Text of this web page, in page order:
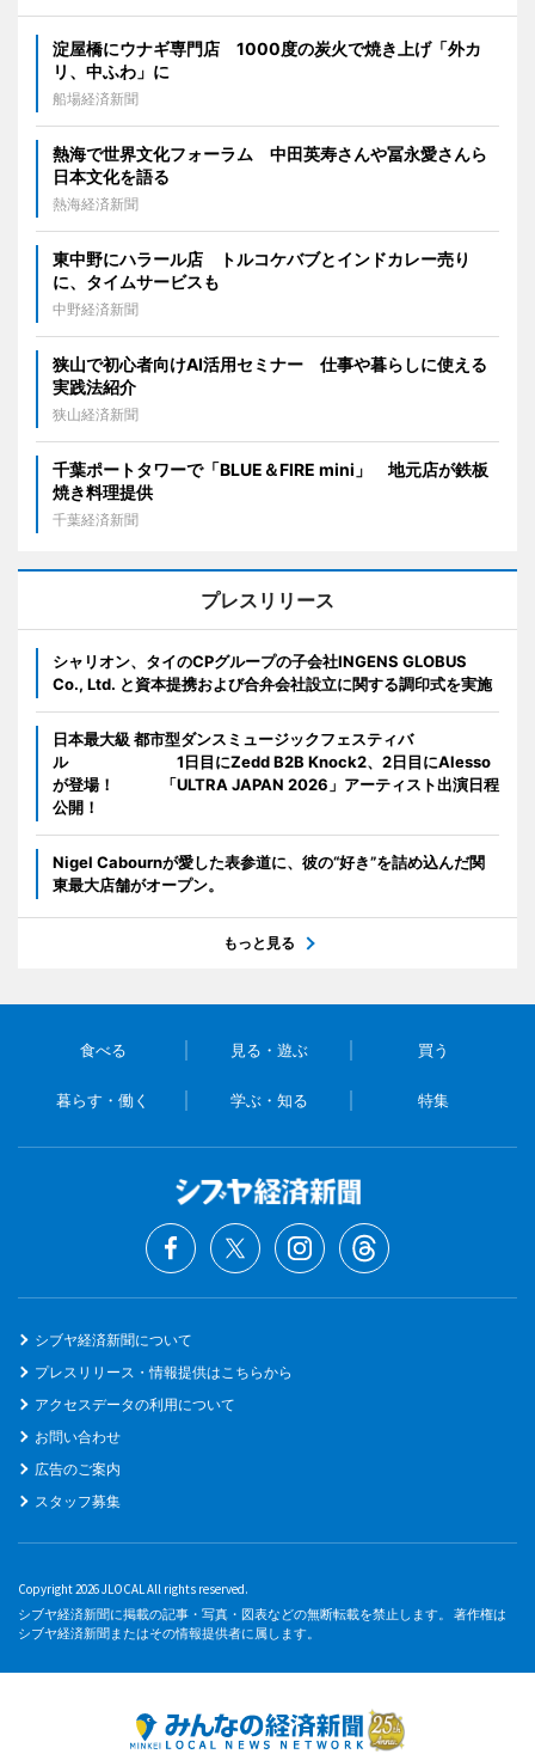
淀屋橋にウナギ専門店 1000度の炭火で焼き上げ「外カ
リ、中ふわ」に
船場経済新聞
熱海で世界文化フォーラム 中田英寿さんや冨永愛さんら
日本文化を語る
熱海経済新聞
東中野にハラール店 トルコケバブとインドカレー売り
に、タイムサービスも
中野経済新聞
狭山で初心者向けAI活用セミナー 仕事や暮らしに使える
実践法紹介
狭山経済新聞
千葉ポートタワーで「BLUE＆FIRE mini」 地元店が鉄板
焼き料理提供
千葉経済新聞
プレスリリース
シャリオン、タイのCPグループの子会社INGENS GLOBUS
Co., Ltd. と資本提携および合弁会社設立に関する調印式を実施
日本最大級 都市型ダンスミュージックフェスティバ
ル 1日目にZedd B2B Knock2、2日目にAlesso
が登場！ 「ULTRA JAPAN 2026」アーティスト出演日程
公開！
Nigel Cabournが愛した表参道に、彼の“好き”を詰め込んだ関
東最大店舗がオープン。
もっと見る
食べる 見る・遊ぶ 買う
暮らす・働く 学ぶ・知る 特集
シブヤ経済新聞について
プレスリリース・情報提供はこちらから
アクセスデータの利用について
お問い合わせ
広告のご案内
スタッフ募集
Copyright 2026 JLOCAL All rights reserved.
シブヤ経済新聞に掲載の記事・写真・図表などの無断転載を禁止します。 著作権は
シブヤ経済新聞またはその情報提供者に属します。